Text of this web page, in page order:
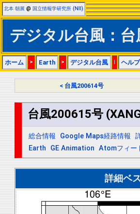
北本 朝展 @ 国立情報学研究所 (NII)
デジタル台風：台
ホーム > Earth > デジタル台風 | ヘルプ
< 台風200614号
台風200615号
総合情報 Google Maps経路情報
Earth
GE Animation Atomフィー
詳細ベ